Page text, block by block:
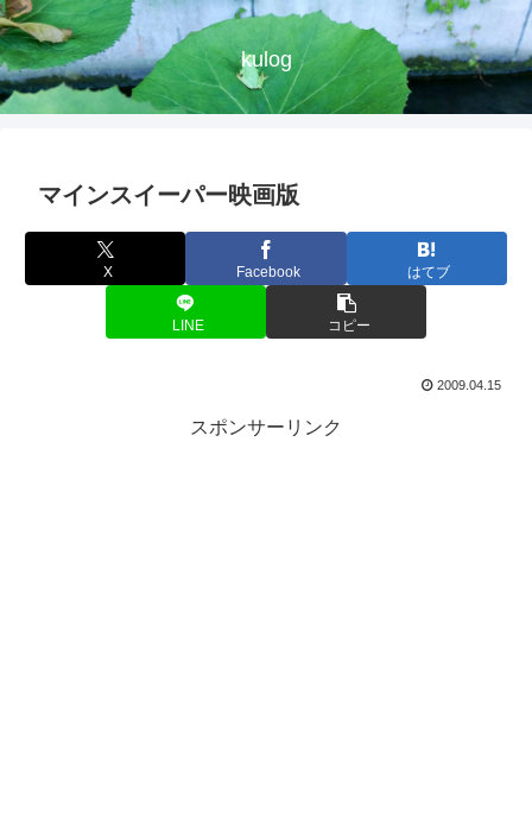
kulog
マインスイーパー映画版
X Facebook はてブ
LINE コピー
2009.04.15
スポンサーリンク